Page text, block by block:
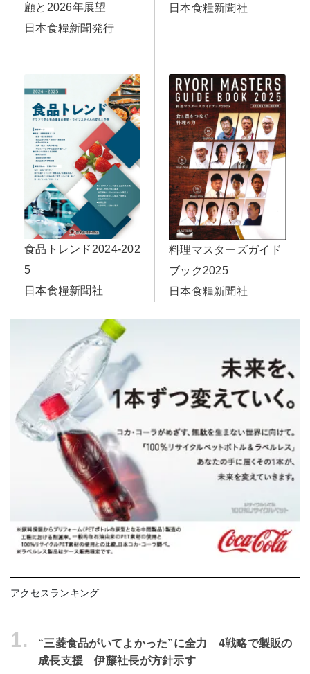
顧と2026年展望
日本食糧新聞発行
日本食糧新聞社
食品トレンド2024-202
5
日本食糧新聞社
料理マスターズガイド
ブック2025
日本食糧新聞社
アクセスランキング
1.
“三菱食品がいてよかった”に全力 4戦略で製販の
成長支援 伊藤社長が方針示す